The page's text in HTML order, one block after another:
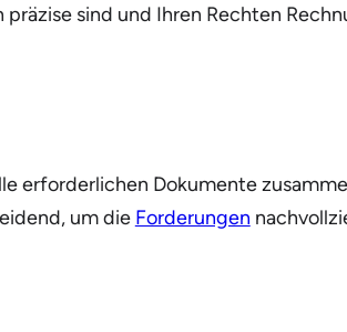
sind und Ihren Rechten
erforderlichen Dokumente
um die Forderungen